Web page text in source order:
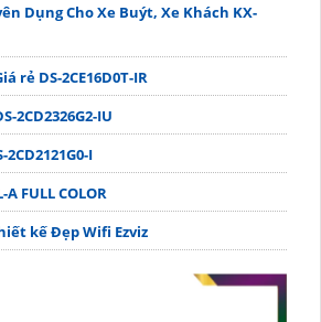
Dụng Cho Xe Buýt, Xe Khách KX-
rẻ DS-2CE16D0T-IR
2CD2326G2-IU
I
FULL COLOR
kế Đẹp Wifi Ezviz